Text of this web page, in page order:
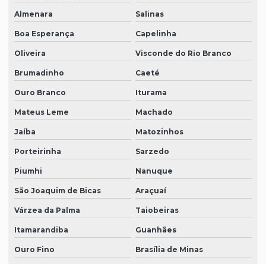
Almenara Salinas
Boa Esperança Capelinha
Oliveira Visconde do Rio Branco
Brumadinho Caeté
Ouro Branco Iturama
Mateus Leme Machado
Jaíba Matozinhos
Porteirinha Sarzedo
Piumhi Nanuque
São Joaquim de Bicas Araçuaí
Várzea da Palma Taiobeiras
Itamarandiba Guanhães
Ouro Fino Brasília de Minas